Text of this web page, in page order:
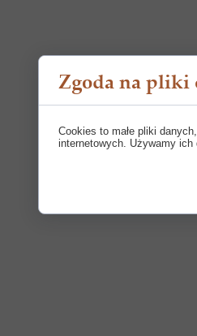
Zgoda na pliki
Cookies to małe pliki
internetowych. Używamy ich